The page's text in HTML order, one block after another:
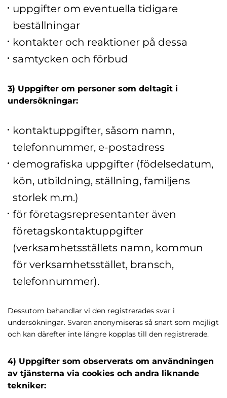
uppgifter om eventuella tidigare
beställningar
kontakter och reaktioner på dessa
samtycken och förbud
3) Uppgifter om personer som deltagit i
undersökningar:
kontaktuppgifter, såsom namn,
telefonnummer, e-postadress
demografiska uppgifter (födelsedatum,
kön, utbildning, ställning, familjens
storlek m.m.)
för företagsrepresentanter även
företagskontaktuppgifter
(verksamhetsställets namn, kommun
för verksamhetsstället, bransch,
telefonnummer).
Dessutom behandlar vi den registrerades svar i
undersökningar. Svaren anonymiseras så snart som möjligt
och kan därefter inte längre kopplas till den registrerade.
4) Uppgifter som observerats om användningen
av tjänsterna via cookies och andra liknande
tekniker: